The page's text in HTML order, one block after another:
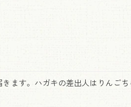
ます。ハガキの差出人はりんご